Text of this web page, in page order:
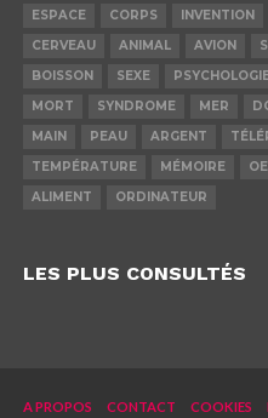
ESPACE
CORPS INVENTION
CERVEAU
ANIMAL AVION
BOISSON
SEXE
MORT
SYNDROME MER
MAIN
PEAU ARGENT
TEMPÉRATURE
MÉMOIRE
ALIMENT
ORDINATEUR
LES PLUS CONSULTÉS
A PROPOS CONTACT COOKIES